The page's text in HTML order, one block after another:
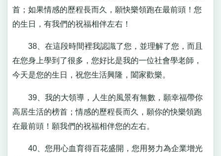
首；如果情感的歷程長而久，願快樂領跑在最前頭！您
的生日，有我們的祝福相伴左右！
38、在這段時間裡我認識了您，並理解了您，而且
在您身上學到了很多，您好比是我的一位社會學老師，
今天是您的生日，祝您生活興隆，闔家歡樂。
39、我的大領導，人生的風景有無數，願幸福帶你
高居生活的榜首；情感的歷程長而久，願你的快樂領跑
在最前頭！願我們的祝福相伴您的左右。
40、您用心血育得百花盛開，您用努力為企業增光